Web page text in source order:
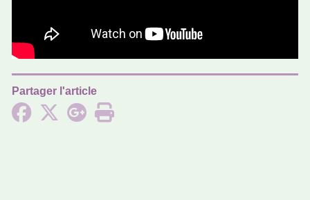
Partager l'article